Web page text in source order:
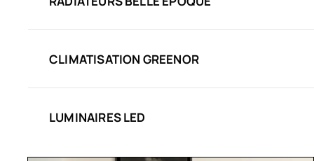
CLIMATISATION GREENOR
LUMINAIRES LED